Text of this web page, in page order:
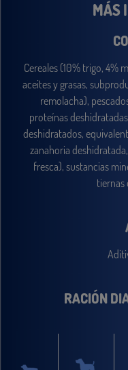
MÁS
Cereales (10% trigo, 4%
aceites y grasas,
remolacha),
proteínas
deshidratados,
zanahoria
fresca), sustancias
tiernas
RACIÓN